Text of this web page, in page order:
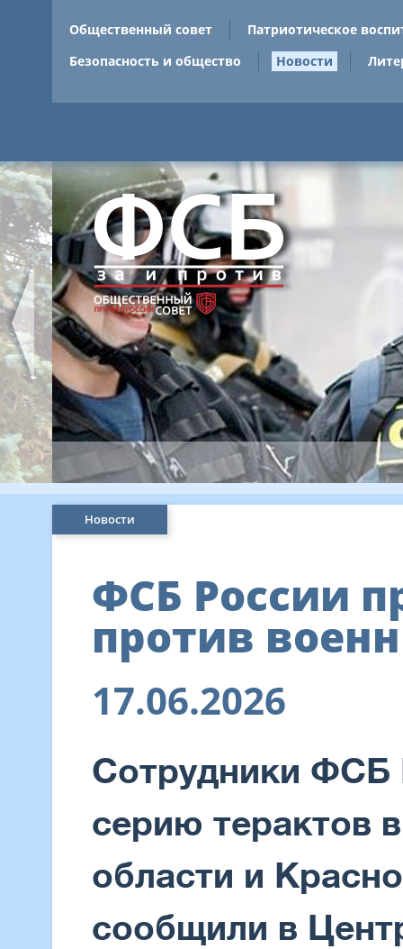
Общественный совет
Патриотическое
Безопасность и общество
Новости
Новости
ФСБ России
против
17.06.2026
Сотрудники ФСБ
серию терактов
области и
сообщили в